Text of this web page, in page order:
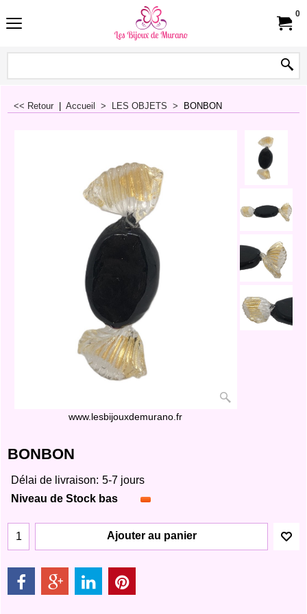
0
<< Retour Accueil > LES OBJETS > BONBON
www.lesbijouxdemurano.fr
BONBON
Délai de livraison: 5-7 jours
Niveau de Stock bas
Ajouter au panier